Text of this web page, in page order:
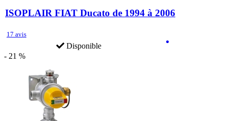
ISOPLAIR FIAT Ducato de 1994 à 2006
17 avis
Disponible
- 21 %